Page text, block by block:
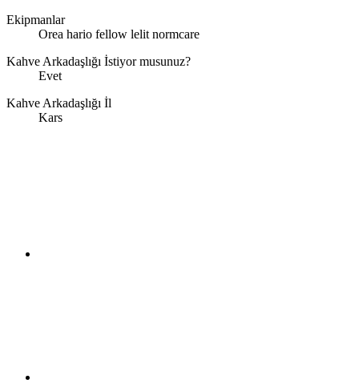
Ekipmanlar
Orea hario fellow lelit normcare
Kahve Arkadaşlığı İstiyor musunuz?
Evet
Kahve Arkadaşlığı İl
Kars